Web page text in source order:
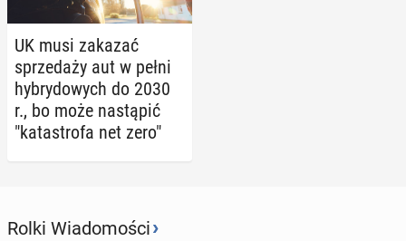
UK musi zakazać
sprze­da­ży aut w pełni
hy­bry­do­wych do 2030
r., bo może na­stą­pić
"ka­ta­stro­fa net zero"
Rolki Wiadomości›